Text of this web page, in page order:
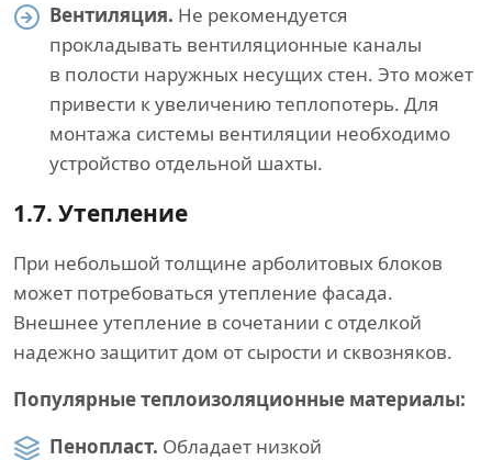
Вентиляция. Не рекомендуется
прокладывать вентиляционные каналы
в полости наружных несущих стен. Это может
привести к увеличению теплопотерь. Для
монтажа системы вентиляции необходимо
устройство отдельной шахты.
1.7. Утепление
При небольшой толщине арболитовых блоков
может потребоваться утепление фасада.
Внешнее утепление в сочетании с отделкой
надежно защитит дом от сырости и сквозняков.
Популярные теплоизоляционные материалы:
Пенопласт. Обладает низкой